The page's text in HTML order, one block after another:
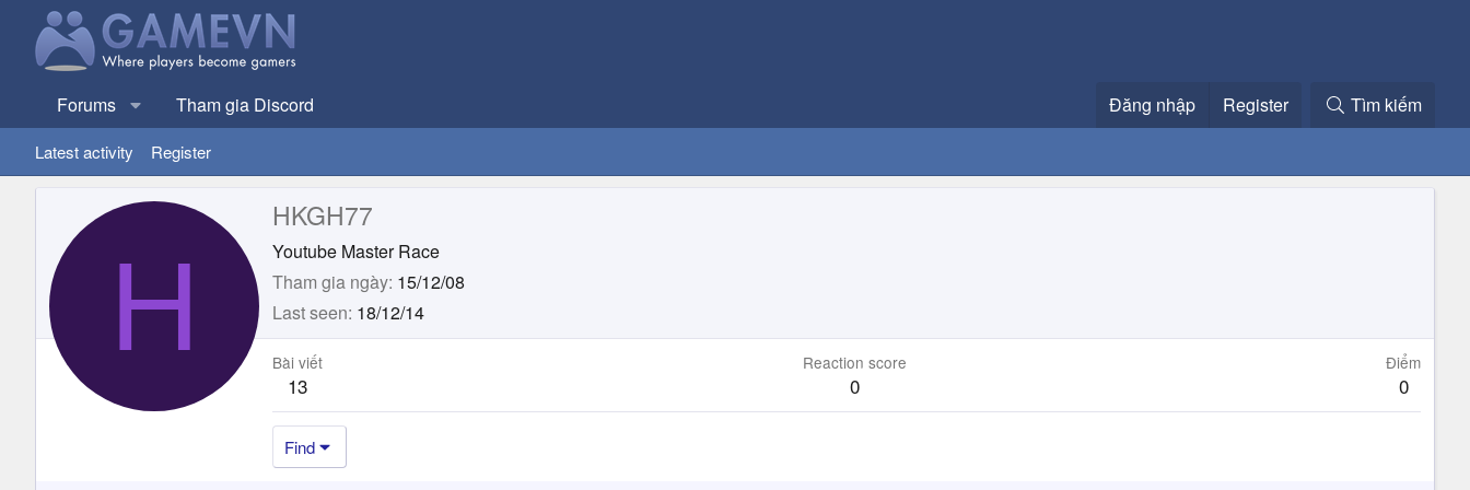
Forums Tham gia Discord Đăng nhập Register Tìm kiếm
Latest activity Register
H
HKGH77
Youtube Master Race
Tham gia ngày 15/12/08
Last seen 18/12/14
Bài viết
13
Reaction score
0
Điểm
0
Find